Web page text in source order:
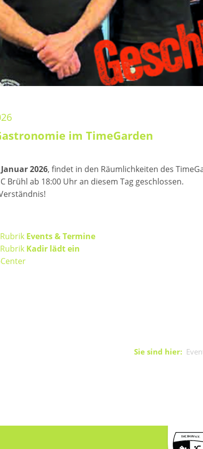
im TimeGarden
2026, findet in den Räumlichkeiten des
Brühl ab 18:00 Uhr an diesem Tag geschlossen.
Events & Termine
Kadir lädt ein
Sie sind hier: